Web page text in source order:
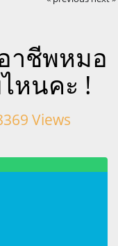
าชีพหมอ
หนคะ !
Views